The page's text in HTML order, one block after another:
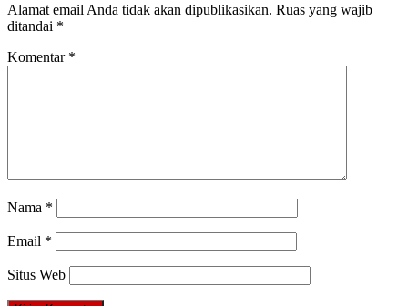
Alamat email Anda tidak akan dipublikasikan. Ruas yang wajib
ditandai *
Komentar *
Nama *
Email *
Situs Web